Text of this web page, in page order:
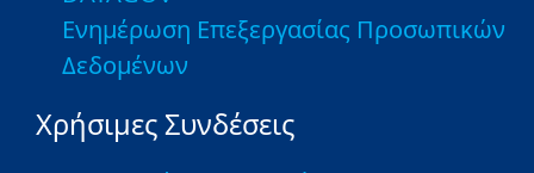
Ενημέρωση Επεξεργασίας Προσωπικών
Δεδομένων
Χρήσιμες Συνδέσεις